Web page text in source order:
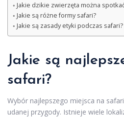
Jakie dzikie zwierzęta można
Jakie są różne formy safari?
Jakie są zasady etyki podczas safari?
Jakie są
safari?
Wybór najlepszego miejsca na
udanej przygody. Istnieje wiele